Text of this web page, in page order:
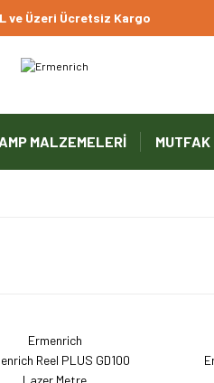
ve Üzeri Ücretsiz Kargo
MALZEMELERİ
Ermenrich
Reel PLUS GD100
Lazer Metre